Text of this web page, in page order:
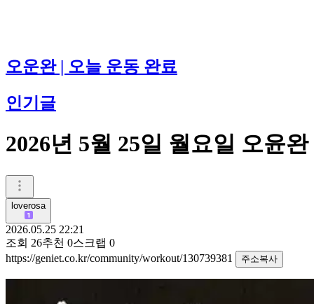
오운완 | 오늘 운동 완료
인기글
2026년 5월 25일 월요일 오윤완
loverosa
2026.05.25 22:21
조회 26추천 0스크랩 0
https://geniet.co.kr/community/workout/130739381
주소복사